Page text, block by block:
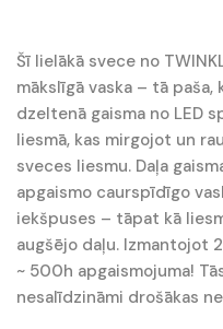
Šī lielākā svece no
mākslīgā vaska – tā
dzeltenā gaisma no LED
liesmā, kas mirgojot un
sveces liesmu. Daļa
apgaismo caurspīdīgo
iekšpuses – tāpat kā
augšējo daļu. Izmantojot
~ 500h apgaismojuma!
nesalīdzināmi drošākas